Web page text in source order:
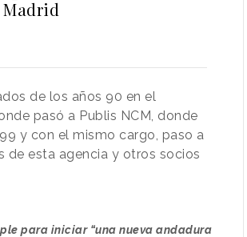
Madrid
de los años 90 en el
pasó a Publis NCM, donde
y con el mismo cargo, paso a
de esta agencia y otros socios
para iniciar “una nueva andadura